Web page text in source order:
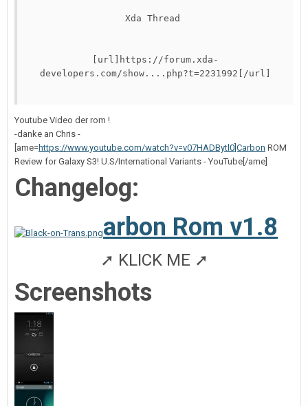
Xda Thread
[url]https://forum.xda-
developers.com/show....php?t=2231992[/url]
Youtube Video der rom !
-danke an Chris -
[ame= https://www.youtube.com/watch?v=v07HADBytl0]Carbon ROM
Review for Galaxy S3! U.S/International Variants - YouTube[/ame]
Changelog:
arbon Rom v1.8
➚ KLICK ME ➚
Screenshots